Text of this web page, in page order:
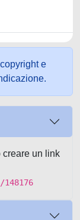
e
creare un link